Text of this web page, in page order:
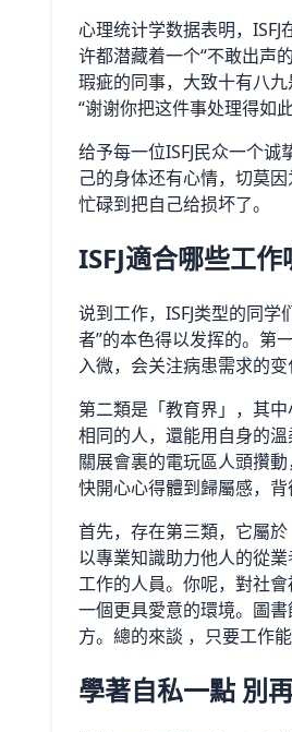
心理统计学数据表明，
许都潜藏着一个“不敢出声
瑕疵的同事，大致十有八
“谢谢你把这件事处理得如
给予每一位ISFJ民众一个
己的身体还有心情，切莫
忙碌到把自己给损坏了。
ISFJ適合哪些工作
说到工作，ISFJ类型的同
者”的本色得以发挥的。第
入微，会关注病患需求的
第二類是「教育界」，其
相同的人，還能用自身的
關展會裏的電玩區人頭攢
快開心心得體到歸屬感，背
首先，存在第三類，它屬
以專業知識助力他人的從
工作的人員。你呢，對社
一個更具愛意的環境。圖
方。總的來談 ，只要工作
學著自私一點 別